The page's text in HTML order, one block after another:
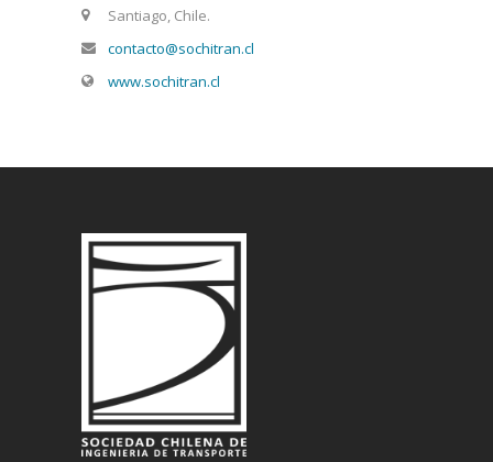
Santiago, Chile.
contacto@sochitran.cl
www.sochitran.cl